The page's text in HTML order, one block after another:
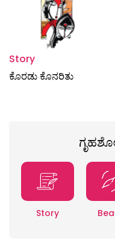
Story
ಕೊರಡು ಕೊನರಿತು
Story